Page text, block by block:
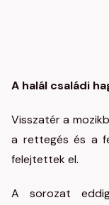
A halál családi
Visszatér a
a rettegés és a
felejtettek el.
A sorozat